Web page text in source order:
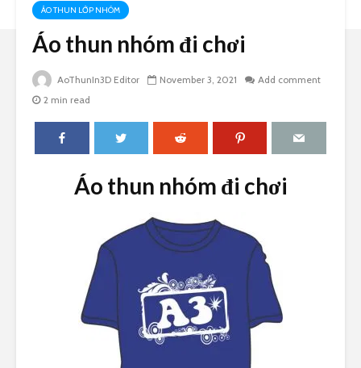
ÁO THUN LỚP NHÓM
Áo thun nhóm đi chơi
AoThunIn3D Editor November 3, 2021
Add comment
2 min read
Áo thun nhóm đi chơi